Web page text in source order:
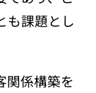
も課題とし
関係構築を